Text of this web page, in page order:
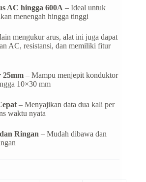
AC hingga 600A – Ideal untuk
menengah hingga tinggi
mengukur arus, alat ini juga dapat
AC, resistansi, dan memiliki fitur
25mm – Mampu menjepit konduktor
10×30 mm
– Menyajikan data dua kali per
waktu nyata
Ringan – Mudah dibawa dan